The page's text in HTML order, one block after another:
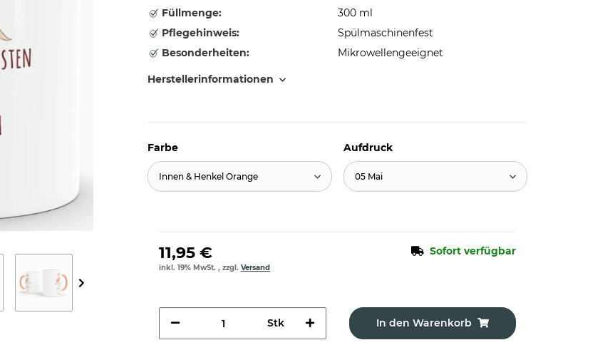
Füllmenge:
300 ml
Pflegehinweis:
Spülmaschinenfest
Besonderheiten:
Mikrowellengeeignet
Herstellerinformationen
Farbe
Innen & Henkel Orange
Aufdruck
05 Mai
11,95 € Sofort verfügbar
inkl. 19% MwSt. , zzgl. Versand
Stk In den Warenkorb